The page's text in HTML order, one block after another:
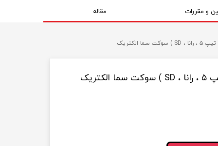
و مقررات مقاله
تغییر گذر واژه
خروج از حساب کاربری